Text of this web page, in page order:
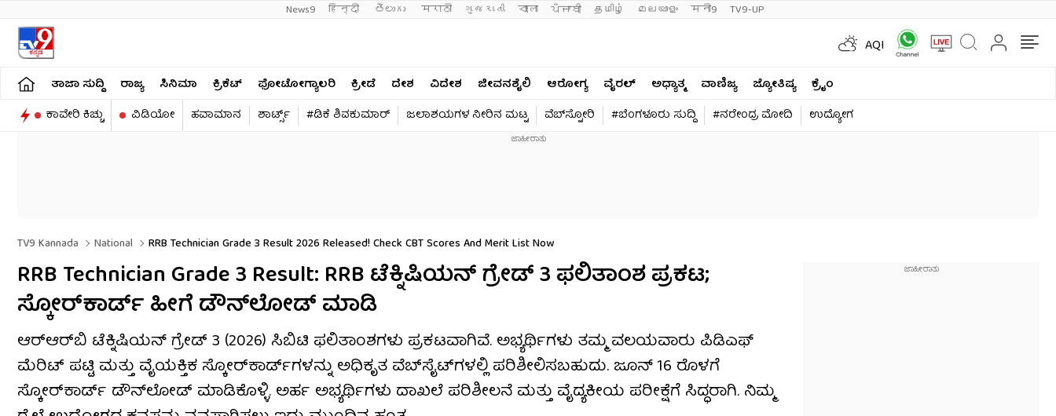
News9 हिन्दी తెలుగు मराठी ગુજરાતી বাংলা ਪੰਜਾਬੀ தமிழ் മലയാളം मनी9 TV9-UP
AQI
ತಾಜಾ ಸುದ್ದಿ ರಾಜ್ಯ ಸಿನಿಮಾ ಕ್ರಿಕೆಟ್​ ಫೋಟೋಗ್ಯಾಲರಿ ಕ್ರೀಡೆ ದೇಶ ವಿದೇಶ ಜೀವನಶೈಲಿ ಆರೋಗ್ಯ ವೈರಲ್​ ಅಧ್ಯಾತ್ಮ ವಾಣಿಜ್ಯ ಜ್ಯೋತಿಷ್ಯ
ಕ್ರೈಂ
ಕಾವೇರಿ ಕಿಚ್ಚು
ವಿಡಿಯೋ ಹವಾಮಾನ ಶಾರ್ಟ್ಸ್​ #ಡಿಕೆ ಶಿವಕುಮಾರ್​ ಜಲಾಶಯಗಳ ನೀರಿನ ಮಟ್ಟ ವೆಬ್​ಸ್ಟೋರಿ #ಬೆಂಗಳೂರು ಸುದ್ದಿ #ನರೇಂದ್ರ ಮೋದಿ ಉದ್ಯೋಗ
TV9 Kannada National RRB Technician Grade 3 Result 2026 Released! Check CBT Scores And Merit List Now
RRB Technician Grade 3 Result: RRB ಟೆಕ್ನಿಷಿಯನ್ ಗ್ರೇಡ್ 3 ಫಲಿತಾಂಶ ಪ್ರಕಟ;
ಸ್ಕೋರ್‌ಕಾರ್ಡ್ ಹೀಗೆ ಡೌನ್‌ಲೋಡ್ ಮಾಡಿ
ಆರ್‌ಆರ್‌ಬಿ ಟೆಕ್ನಿಷಿಯನ್ ಗ್ರೇಡ್ 3 (2026) ಸಿಬಿಟಿ ಫಲಿತಾಂಶಗಳು ಪ್ರಕಟವಾಗಿವೆ. ಅಭ್ಯರ್ಥಿಗಳು ತಮ್ಮ ವಲಯವಾರು ಪಿಡಿಎಫ್
ಮೆರಿಟ್ ಪಟ್ಟಿ ಮತ್ತು ವೈಯಕ್ತಿಕ ಸ್ಕೋರ್‌ಕಾರ್ಡ್‌ಗಳನ್ನು ಅಧಿಕೃತ ವೆಬ್‌ಸೈಟ್‌ಗಳಲ್ಲಿ ಪರಿಶೀಲಿಸಬಹುದು. ಜೂನ್ 16 ರೊಳಗೆ
ಸ್ಕೋರ್‌ಕಾರ್ಡ್ ಡೌನ್‌ಲೋಡ್ ಮಾಡಿಕೊಳ್ಳಿ. ಅರ್ಹ ಅಭ್ಯರ್ಥಿಗಳು ದಾಖಲೆ ಪರಿಶೀಲನೆ ಮತ್ತು ವೈದ್ಯಕೀಯ ಪರೀಕ್ಷೆಗೆ ಸಿದ್ಧರಾಗಿ. ನಿಮ್ಮ